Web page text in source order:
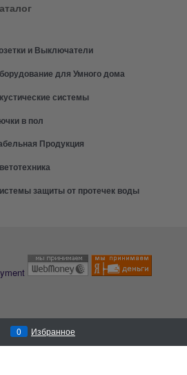
и Выключатели
для Умного дома
системы
в пол
Продукция
защиты от протечек воды
0 Избранное